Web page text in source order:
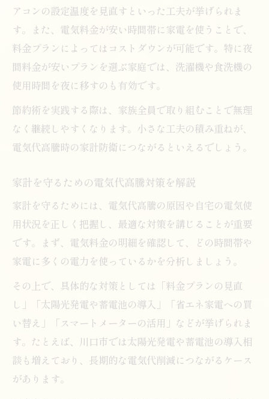
アコンの設定温度を見直すといった工夫が挙げられま
す。また、電気料金が安い時間帯に家電を使うことで、
料金プランによってはコストダウンが可能です。特に夜
間料金が安いプランを選ぶ家庭では、洗濯機や食洗機の
使用時間を夜に移すのも有効です。
節約術を実践する際は、家族全員で取り組むことで無理
なく継続しやすくなります。小さな工夫の積み重ねが、
電気代高騰時の家計防衛につながるといえるでしょう。
家計を守るための電気代高騰対策を解説
家計を守るためには、電気代高騰の原因や自宅の電気使
用状況を正しく把握し、最適な対策を講じることが重要
です。まず、電気料金の明細を確認して、どの時間帯や
家電に多くの電力を使っているかを分析しましょう。
その上で、具体的な対策としては「料金プランの見直
し」「太陽光発電や蓄電池の導入」「省エネ家電への買
い替え」「スマートメーターの活用」などが挙げられま
す。たとえば、川口市では太陽光発電や蓄電池の導入相
談も増えており、長期的な電気代削減につながるケース
があります。